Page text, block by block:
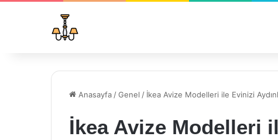
Anasayfa /Genel / İkea Avize Modelleri ile Evinizi
İkea Avize Modelleri